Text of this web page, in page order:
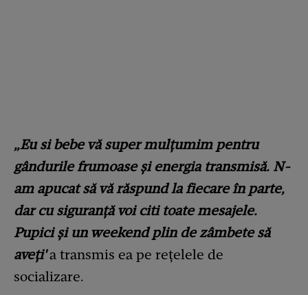
„Eu si bebe vă super mulțumim pentru
gândurile frumoase și energia transmisă. N-
am apucat să vă răspund la fiecare în parte,
dar cu siguranță voi citi toate mesajele.
Pupici și un weekend plin de zâmbete să
aveți'a transmis ea pe rețelele de
socializare.